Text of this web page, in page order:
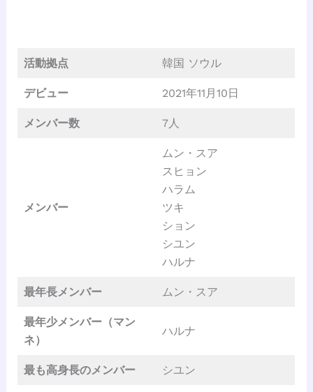
活動拠点 韓国 ソウル
デビュー 2021年11月10日
メンバー数 7人
メンバー
ムン・スア
スヒョン
ハラム
ツキ
ション
シユン
ハルナ
最年長メンバー ムン・スア
最年少メンバー（マン
ネ）
ハルナ
最も高身長のメンバー シユン